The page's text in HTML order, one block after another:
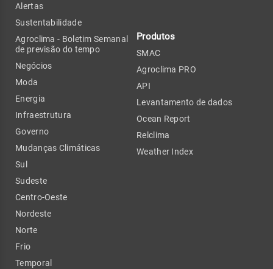
Alertas
Sustentabilidade
Agroclima - Boletim Semanal
de previsão do tempo
Negócios
Moda
Energia
Infraestrutura
Governo
Mudanças Climáticas
Sul
Sudeste
Centro-Oeste
Nordeste
Norte
Frio
Temporal
Produtos
SMAC
Agroclima PRO
API
Levantamento de dados
Ocean Report
Relclima
Weather Index